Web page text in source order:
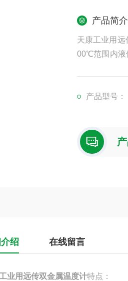
产品简介
天康工业用
00℃范围内液
产品型号：
绍 在线留言
业用远传双金属温度计特点：